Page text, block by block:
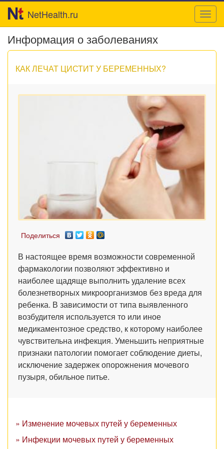
NetHealth.ru
Информация о заболеваниях
КАК ЛЕЧАТ ЦИСТИТ У БЕРЕМЕННЫХ?
Поделиться
В настоящее время возможности современной
фармакологии позволяют эффективно и
наиболее щадяще выполнить удаление всех
болезнетворных микроорганизмов без вреда для
ребенка. В зависимости от типа выявленного
возбудителя используется то или иное
медикаментозное средство, к которому наиболее
чувствительна инфекция. Уменьшить неприятные
признаки патологии помогает соблюдение диеты,
исключение задержек опорожнения мочевого
пузыря, обильное питье.
» Изменение мочевых путей у беременных
» Инфекции мочевых путей у беременных